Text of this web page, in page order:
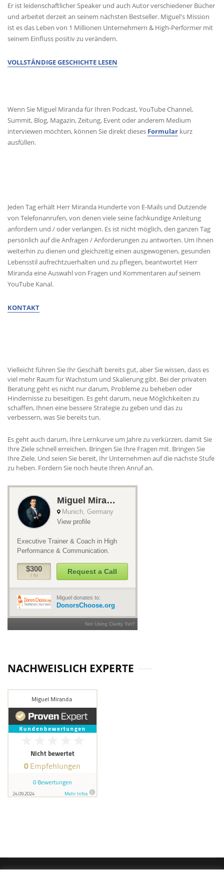
Er ist leidenschaftlicher Speaker und auch Autor verschiedener Bücher
und arbeitet derzeit an seinem nächsten Bestseller. Miguel's Mission
ist es das Leben von 1 Millionen Unternehmern & High-Performer mit
seinem Einfluss positiv zu verändern.
VOLLSTÄNDIGE GESCHICHTE LESEN
Wenn Sie Miguel Miranda für Ihren Podcast, YouTube Channel,
Summit, Blog, Magazin, Zeitung, Event oder anderem Medium
interviewen möchten, können Sie direkt dieses Formular kurz
ausfüllen.
Jeden Tag erhält Herr Miranda Hunderte von E-Mails und Dutzende
von Telefonanrufen, von denen viele seine fachkundige Anleitung
anfordern und / oder verlangen. Es ist nicht möglich, den ganzen Tag
persönlich auf die Anfragen / Anforderungen zu antworten. Um Ihnen
weiterhin zu dienen und gleichzeitig einen ausgewogenen, gesunden
Lebensstil aufrechtzuerhalten und zu pflegen, beantwortet Herr
Miranda eine Auswahl von Fragen und Kommentaren auf seinem
YouTube Kanal.
KONTAKT
Vielleicht führen Sie Ihr Geschäft bereits gut, aber Sie wissen, dass es
viel mehr Raum für Wachstum und Skalierung gibt. Bei der privaten
Beratung geht es nicht nur darum, Probleme zu beheben oder
Hindernisse zu beseitigen. Es geht darum, neue Möglichkeiten zu
schaffen, Ihnen eine bessere Strategie zu geben und das zu
verbessern, was Sie bereits tun.
Es geht auch darum, Ihre Lernkurve um Jahre zu verkürzen, damit Sie
Ihre Ziele schnell erreichen. Bringen Sie Ihre Fragen mit. Bringen Sie
Ihre Ziele. Und seien Sie bereit, Ihr Unternehmen auf die nächste Stufe
zu heben. Fordern Sie noch heute Ihren Anruf an.
NACHWEISLICH EXPERTE